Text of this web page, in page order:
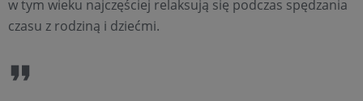
w tym wieku najczęściej relaksują się podczas spędzania
czasu z rodziną i dziećmi.